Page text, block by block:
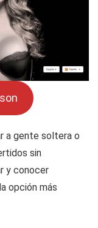
a gente soltera o
sin
y conocer
opción más